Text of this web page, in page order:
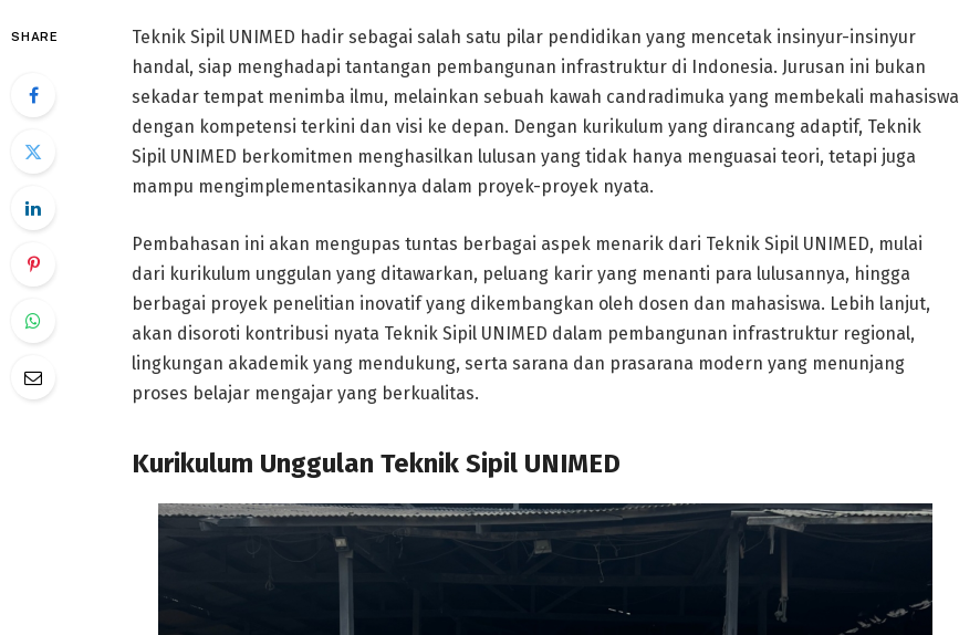
SHARE
Teknik Sipil UNIMED hadir sebagai salah satu pilar pendidikan yang mencetak insinyur-insinyur
handal, siap menghadapi tantangan pembangunan infrastruktur di Indonesia. Jurusan ini bukan
sekadar tempat menimba ilmu, melainkan sebuah kawah candradimuka yang membekali mahasiswa
dengan kompetensi terkini dan visi ke depan. Dengan kurikulum yang dirancang adaptif, Teknik
Sipil UNIMED berkomitmen menghasilkan lulusan yang tidak hanya menguasai teori, tetapi juga
mampu mengimplementasikannya dalam proyek-proyek nyata.
Pembahasan ini akan mengupas tuntas berbagai aspek menarik dari Teknik Sipil UNIMED, mulai
dari kurikulum unggulan yang ditawarkan, peluang karir yang menanti para lulusannya, hingga
berbagai proyek penelitian inovatif yang dikembangkan oleh dosen dan mahasiswa. Lebih lanjut,
akan disoroti kontribusi nyata Teknik Sipil UNIMED dalam pembangunan infrastruktur regional,
lingkungan akademik yang mendukung, serta sarana dan prasarana modern yang menunjang
proses belajar mengajar yang berkualitas.
Kurikulum Unggulan Teknik Sipil UNIMED